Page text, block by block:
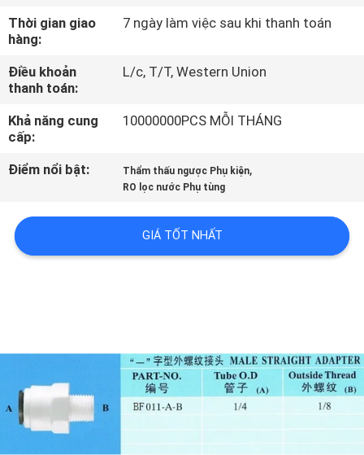
KIỂM
SOÁT
CHẤT
LƯỢNG
HỆ
VỚI
YÊU
CẦU
ĐẶT
GIÁ
Thời gian giao
hàng:
7 ngày làm việc sau khi thanh toán
Điều khoản
thanh toán:
L/c, T/T, Western Union
Khả năng cung
cấp:
10000000PCS MỖI THÁNG
Điểm nổi bật: Thẩm thấu ngược Phụ kiện,
RO lọc nước Phụ tùng
GIÁ TỐT NHẤT